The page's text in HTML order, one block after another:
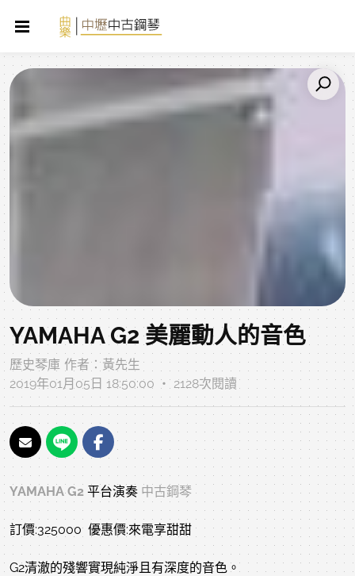
YAMAHA G2 美麗動人的音色
歷史琴庫 作者：黃先生
2019年01月05日 18:50:00 ‧ 2128次閱讀
YAMAHA G2 平台演奏 中古鋼琴
訂價:325000 優惠價:來電享甜甜
G2清澈的殘響實現純淨且有深度的音色。